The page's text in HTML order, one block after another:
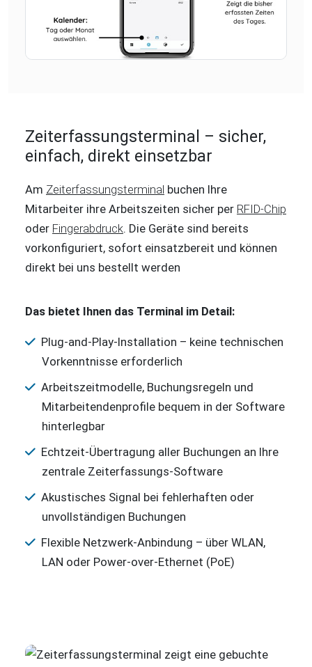
Zeiterfassungsterminal – sicher,
einfach, direkt einsetzbar
Am Zeiterfassungsterminal buchen Ihre
Mitarbeiter ihre Arbeitszeiten sicher per RFID-Chip
oder Fingerabdruck. Die Geräte sind bereits
vorkonfiguriert, sofort einsatzbereit und können
direkt bei uns bestellt werden
Das bietet Ihnen das Terminal im Detail:
Plug-and-Play-Installation – keine technischen
Vorkenntnisse erforderlich
Arbeitszeitmodelle, Buchungsregeln und
Mitarbeitendenprofile bequem in der Software
hinterlegbar
Echtzeit-Übertragung aller Buchungen an Ihre
zentrale Zeiterfassungs-Software
Akustisches Signal bei fehlerhaften oder
unvollständigen Buchungen
Flexible Netzwerk-Anbindung – über WLAN,
LAN oder Power-over-Ethernet (PoE)